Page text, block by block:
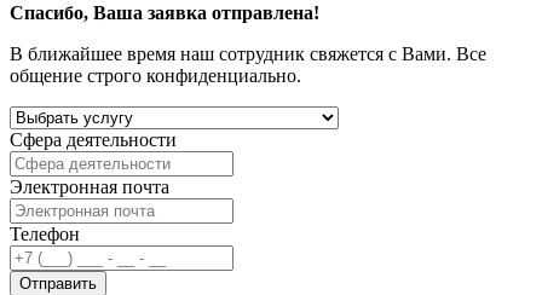
Спасибо, Ваша заявка отправлена!
В ближайшее время наш сотрудник свяжется с Вами. Все
общение строго конфиденциально.
Сфера деятельности
Электронная почта
Телефон
Отправить